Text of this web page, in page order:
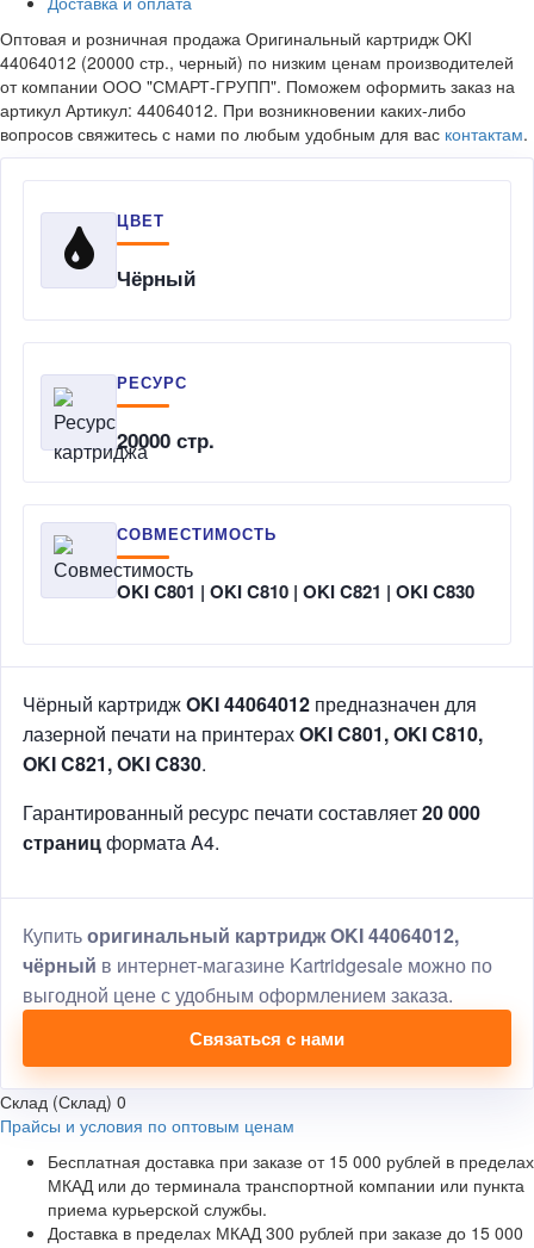
Оптовая и розничная продажа Оригинальный картридж OKI
44064012 (20000 стр., черный) по низким ценам производителей
от компании ООО "СМАРТ-ГРУПП". Поможем оформить заказ на
артикул Артикул: 44064012. При возникновении каких-либо
вопросов свяжитесь с нами по любым удобным для вас контактам.
ЦВЕТ
Чёрный
РЕСУРС
20000 стр.
СОВМЕСТИМОСТЬ
OKI C801 | OKI C810 | OKI C821 | OKI C830
Чёрный картриджOKI 44064012 предназначен для
лазерной печати на принтерахOKI C801, OKI C810,
OKI C821, OKI C830.
Гарантированный ресурс печати составляет20 000
страницформата A4.
Купитьоригинальный картридж OKI 44064012,
чёрный в интернет-магазине Kartridgesale можно по
выгодной цене с удобным оформлением заказа.
Связаться с нами
Склад (Склад) 0
Прайсы и условия по оптовым ценам
Бесплатная доставка при заказе от 15 000 рублей в пределах
МКАД или до терминала транспортной компании или пункта
приема курьерской службы.
Доставка в пределах МКАД 300 рублей при заказе до 15 000